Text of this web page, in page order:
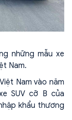
những mẫu xe
Nam.
Nam vào năm
SUV cỡ B của
khẩu thương